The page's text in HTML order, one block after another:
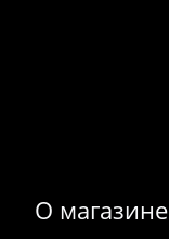
О магазине